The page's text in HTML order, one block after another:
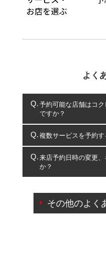
よく
予約可能な店舗はコ
ですか？
コクピット・タイヤ
複数サービスを予約
複数サービスのご予
一部の商品・サービスの
出来ないものもございます
来店予約日時の変更
か？
ご来店予約日の3営業
の日時変更につきま
その他のよく